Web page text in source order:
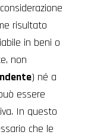
risultato
in beni o
non
) né a
essere
In questo
che le